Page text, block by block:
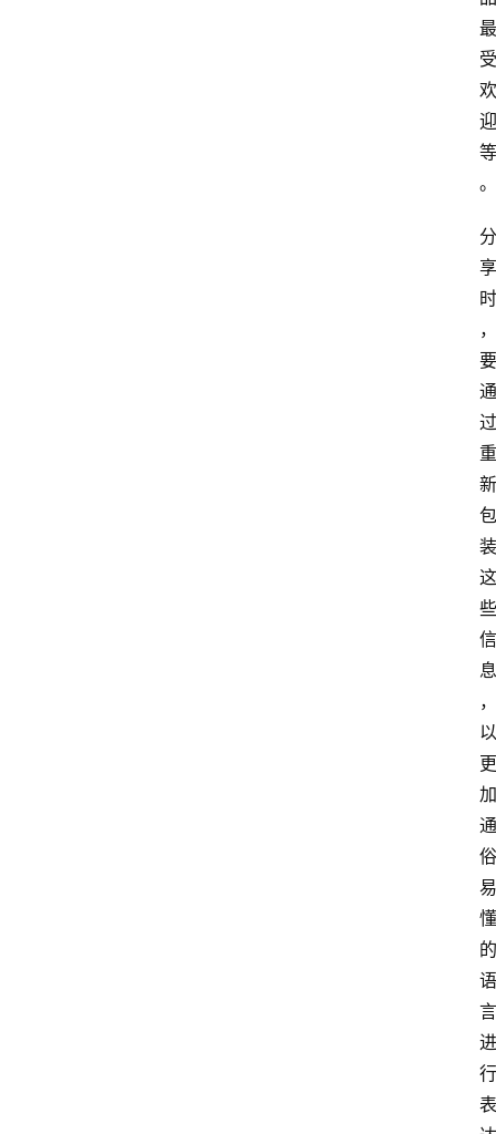
最
受
欢
迎
等
。
分
享
时
，
要
通
过
重
新
包
装
这
些
信
息
，
以
更
加
通
俗
易
懂
的
语
言
进
行
表